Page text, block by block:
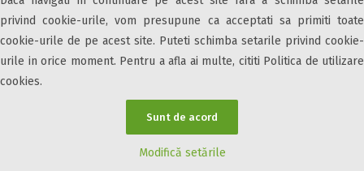
privind cookie-urile, vom presupune ca acceptati sa primiti toate
cookie-urile de pe acest site. Puteti schimba setarile privind cookie-
urile in orice moment. Pentru a afla ai multe, cititi Politica de utilizare
cookies.
Sunt de acord
Modifică setările
Mic dejun
Accepta animale
Accepta voucher vacanta
Acces persoane cu dizabilități
Obiective turistice Informații utile Parteneri Cazare7 Harta Cazare7